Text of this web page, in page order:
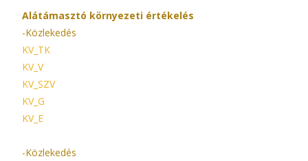
Alátámasztó környezeti értékelés
-Közlekedés
KV_TK
KV_V
KV_SZV
KV_G
KV_E
-Közlekedés